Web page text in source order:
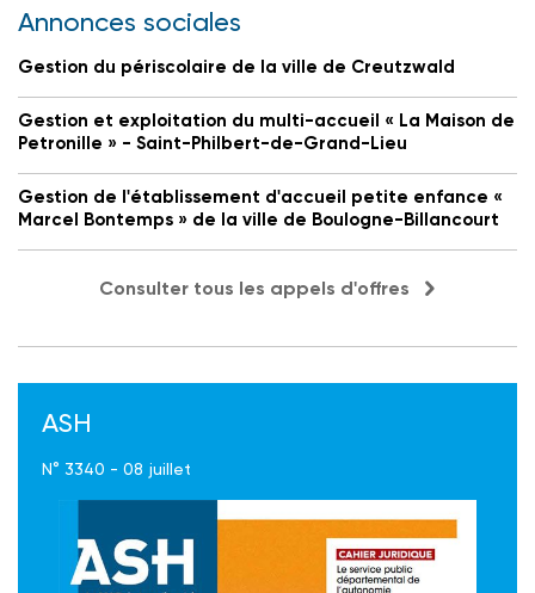
Annonces sociales
Gestion du périscolaire de la ville de Creutzwald
Gestion et exploitation du multi-accueil « La Maison de
Petronille » - Saint-Philbert-de-Grand-Lieu
Gestion de l'établissement d'accueil petite enfance «
Marcel Bontemps » de la ville de Boulogne-Billancourt
Consulter tous les appels d'offres
ASH
N° 3340 - 08 juillet